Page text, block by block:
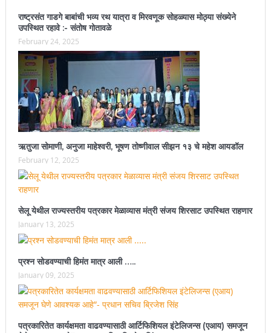
राष्ट्रसंत गाडगे बाबांची भव्य रथ यात्रा व मिरवणूक सोहळ्यास मोठ्या संख्येने
उपस्थित रहावे :- संतोष गोतावळे
February 24, 2025
ऋतुजा सोमाणी, अनुजा माहेश्वरी, भूषण तोष्णीवाल सीझन १३ चे महेश आयडॉल
February 12, 2025
सेलू येथील राज्यस्तरीय पत्रकार मेळाव्यास मंत्री संजय शिरसाट उपस्थित राहणार
January 13, 2025
प्रश्न सोडवण्याची हिमंत मात्र आली …..
January 09, 2025
पत्रकारितेत कार्यक्षमता वाढवण्यासाठी आर्टिफिशियल इंटेलिजन्स (एआय) समजून